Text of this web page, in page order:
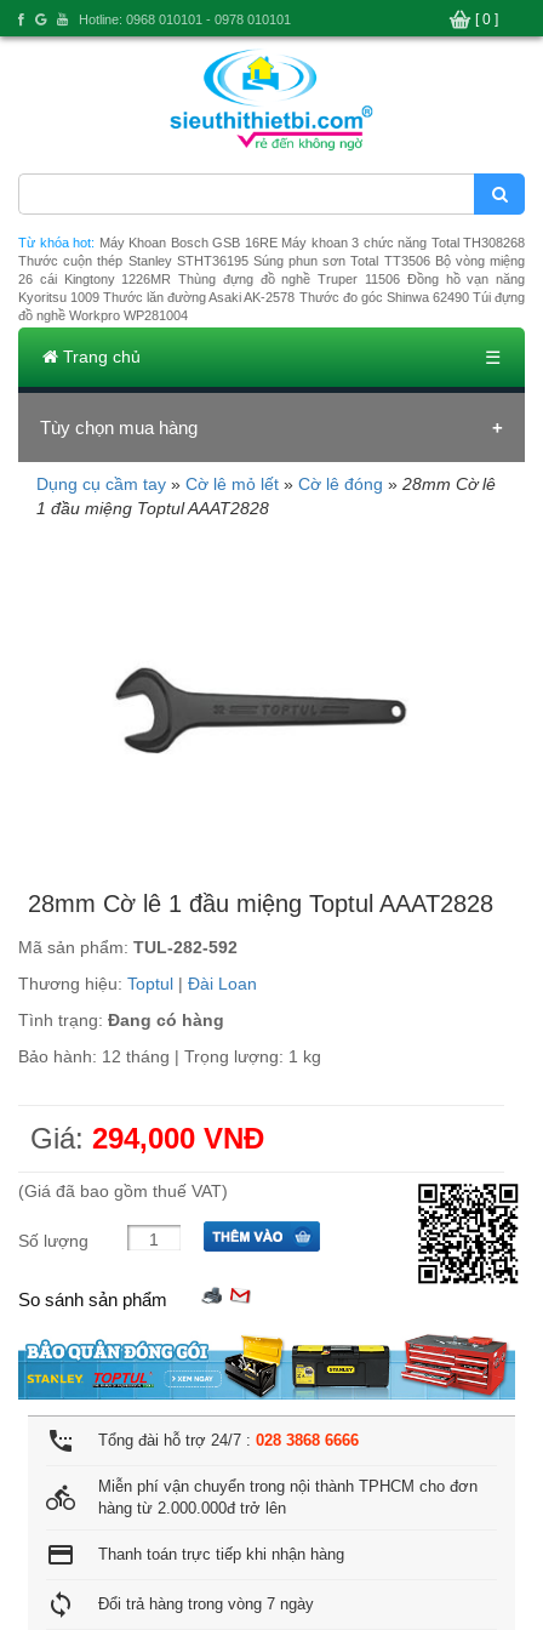
Từ khóa hot: Máy Khoan Bosch GSB 16RE Máy khoan 3 chức năng Total TH308268
Thước cuộn thép Stanley STHT36195 Súng phun sơn Total TT3506 Bộ vòng miệng
26 cái Kingtony 1226MR Thùng đựng đồ nghề Truper 11506 Đồng hồ vạn năng
Kyoritsu 1009 Thước lăn đường Asaki AK-2578 Thước đo góc Shinwa 62490 Túi đựng
đồ nghề Workpro WP281004
Trang chủ ☰
Tùy chọn mua hàng
Đang tải dữ liệu
Dụng cụ cầm tay » Cờ lê mỏ lết » Cờ lê đóng » 28mm Cờ lê
1 đầu miệng Toptul AAAT2828
28mm Cờ lê 1 đầu miệng Toptul AAAT2828
Mã sản phẩm: TUL-282-592
Thương hiệu: Toptul | Đài Loan
Tình trạng: Đang có hàng
Bảo hành: 12 tháng | Trọng lượng: 1 kg
Giá: 294,000 VNĐ
(Giá đã bao gồm thuế VAT)
Số lượng
So sánh sản phẩm
settings_phone Tổng đài hỗ trợ 24/7 : 028 3868 6666
directions_bike
Miễn phí vận chuyển trong nội thành TPHCM cho đơn
hàng từ 2.000.000đ trở lên
credit_card Thanh toán trực tiếp khi nhận hàng
loop Đổi trả hàng trong vòng 7 ngày
Hotline: 0968 010101 - 0978 010101 [ 0 ]